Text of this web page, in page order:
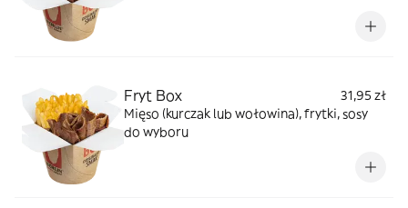
Fryt Box
31,95 zł
Mięso (kurczak lub wołowina), frytki, sosy
do wyboru